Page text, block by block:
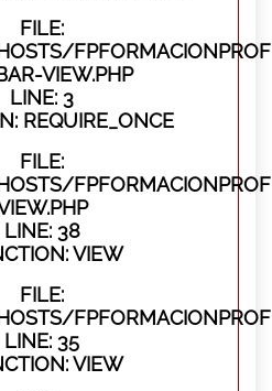
FILE:
VIEW.PHP
LINE: 3
REQUIRE_ONCE
FILE:
LINE: 38
VIEW
FILE:
LINE: 35
VIEW